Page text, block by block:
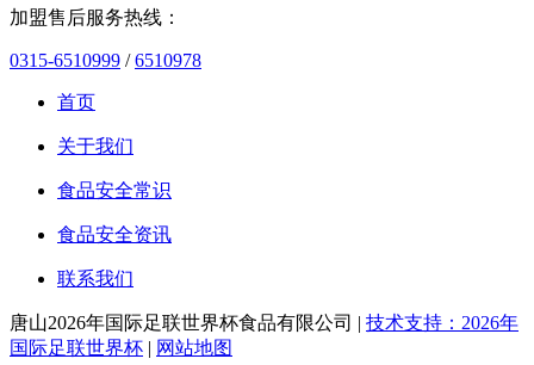
加盟售后服务热线：
0315-6510999 /6510978
首页
关于我们
食品安全常识
食品安全资讯
联系我们
唐山2026年国际足联世界杯食品有限公司 | 技术支持：2026年
国际足联世界杯 | 网站地图